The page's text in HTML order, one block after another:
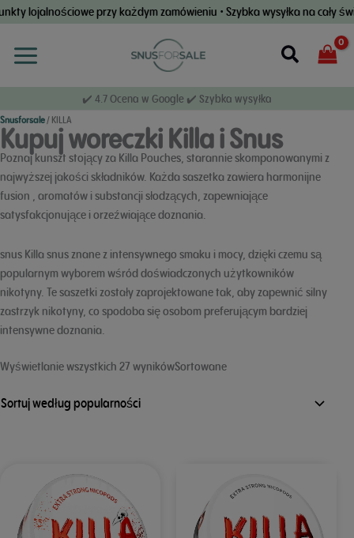
Przejdź
do
treści
przy każdym zamówieniu • Szybka wysyłka na cały świat
✔️ 4.7 Ocena w Google ✔️ Szybka wysyłka
Snusforsale/KILLA
Kupuj woreczki Killa i Snus
Poznaj kunszt stojący za Killa Pouches, starannie skomponowanymi z
najwyższej jakości składników. Każda saszetka zawiera harmonijne
fusion , aromatów i substancji słodzących, zapewniające
satysfakcjonujące i orzeźwiające doznania.
snus Killa snus znane z intensywnego smaku i mocy, dzięki czemu są
popularnym wyborem wśród doświadczonych użytkowników
nikotyny. Te saszetki zostały zaprojektowane tak, aby zapewnić silny
zastrzyk nikotyny, co spodoba się osobom preferującym bardziej
intensywne doznania.
Wyświetlanie wszystkich 27 wynikówSortowanewedług